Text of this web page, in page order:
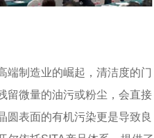
端制造业的崛起，清洁度的门
留微量的油污或粉尘，会直接
圆表面的有机污染更是导致良